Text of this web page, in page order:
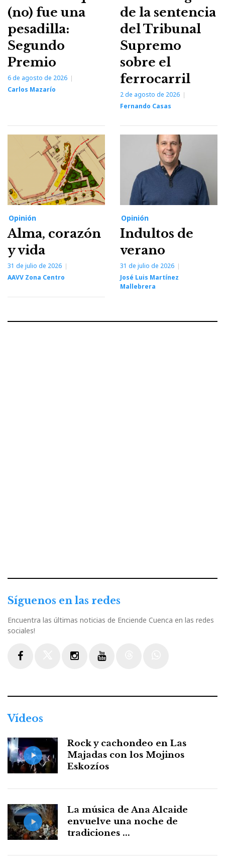
(no) fue una
pesadilla:
Segundo
Premio
6 de agosto de 2026
Carlos Mazarío
de la sentencia
del Tribunal
Supremo
sobre el
ferrocarril
2 de agosto de 2026
Fernando Casas
Opinión
Alma, corazón
y vida
31 de julio de 2026
AAVV Zona Centro
Opinión
Indultos de
verano
31 de julio de 2026
José Luis Martínez
Mallebrera
Síguenos en las redes
Encuentra las últimas noticias de Enciende Cuenca en las redes
sociales!
Vídeos
Rock y cachondeo en Las
Majadas con los Mojinos
Eskozíos
La música de Ana Alcaide
envuelve una noche de
tradiciones ...